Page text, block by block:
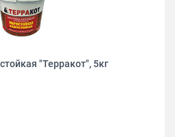
"Терракот", 5кг